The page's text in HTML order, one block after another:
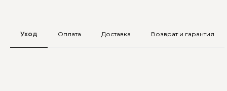
Уход Оплата Доставка Возврат и гарантия